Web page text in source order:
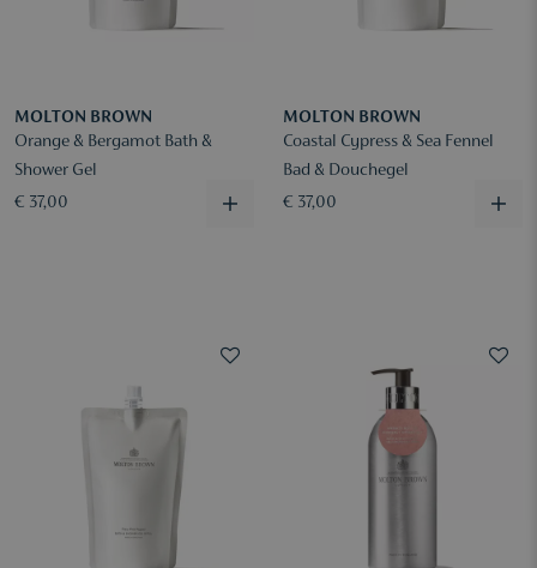
MOLTON BROWN
Orange & Bergamot Bath &
Shower Gel
€ 37,00
MOLTON BROWN
Coastal Cypress & Sea Fennel
Bad & Douchegel
€ 37,00